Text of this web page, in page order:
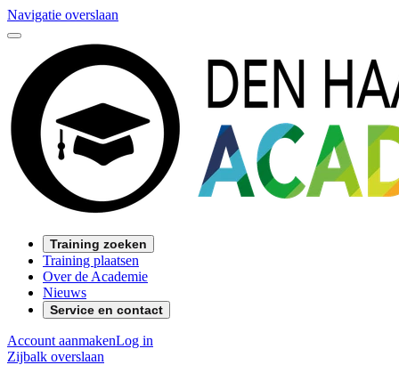
Navigatie overslaan
Training zoeken
Training plaatsen
Over de Academie
Nieuws
Service en contact
Account aanmakenLog in
Zijbalk overslaan